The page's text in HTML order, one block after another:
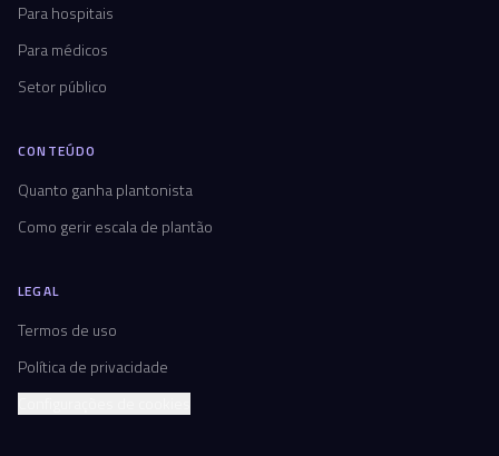
Para hospitais
Para médicos
Setor público
CONTEÚDO
Quanto ganha plantonista
Como gerir escala de plantão
LEGAL
Termos de uso
Política de privacidade